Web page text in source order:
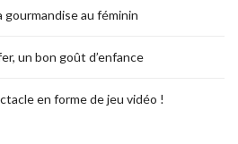
gourmandise au féminin
un bon goût d’enfance
en forme de jeu vidéo !